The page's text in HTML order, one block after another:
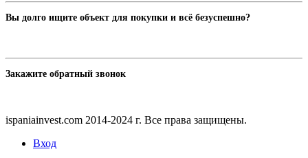
Вы долго ищите объект для покупки и всё безуспешно?
Закажите обратный звонок
ispaniainvest.com 2014-2024 г. Все права защищены.
Вход